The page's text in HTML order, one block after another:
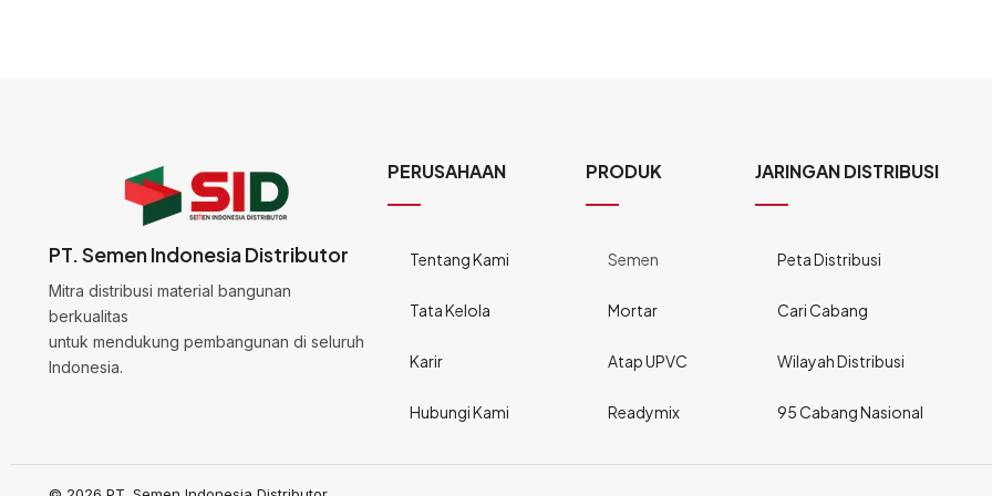
PT. Semen Indonesia Distributor
Mitra distribusi material bangunan
berkualitas
untuk mendukung pembangunan di seluruh
Indonesia.
PERUSAHAAN
Tentang Kami
Tata Kelola
Karir
Hubungi Kami
PRODUK
Semen
Mortar
Atap UPVC
Readymix
JARINGAN DISTRIBUSI
Peta Distribusi
Cari Cabang
Wilayah Distribusi
95 Cabang Nasional